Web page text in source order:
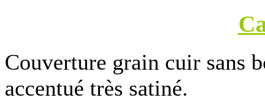
Couverture grain cuir sans
accentué très satiné.